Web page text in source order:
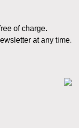
of charge.
at any time.